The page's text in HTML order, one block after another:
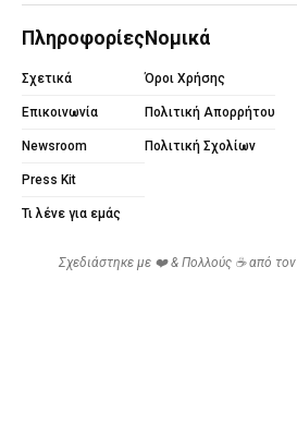
Πληροφορίες
Σχετικά
Επικοινωνία
Newsroom
Press Kit
Τι λένε για εμάς
Νομικά
Όροι Χρήσης
Πολιτική Απορρήτου
Πολιτική Σχολίων
Σχεδιάστηκε με ❤️ & Πολλούς ☕ από τον